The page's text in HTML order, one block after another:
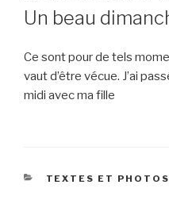
ON
Un beau
Ce sont pour de tels
vaut d’être vécue. J’ai
midi avec ma fille
CATEGORIES
TEXTES ET PHOTOS